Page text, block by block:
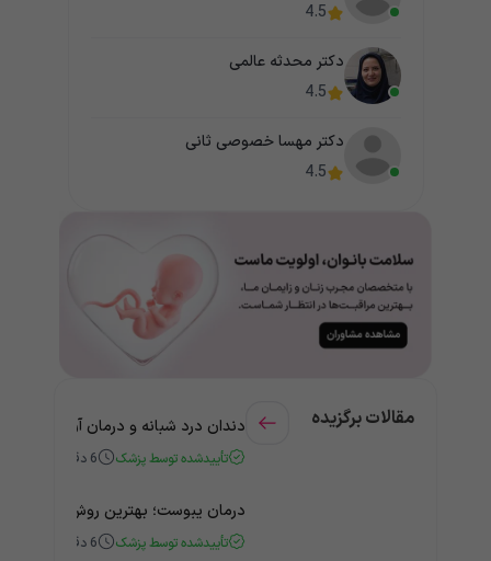
4.5
دکتر محدثه عالمی
4.5
دکتر مهسا خصوصی ثانی
4.5
مقالات برگزیده دندان درد شبانه و درمان آن +
تأییدشده توسط پزشک 6 دقیقه
درمان یبوست؛ بهترین روش‌های
تأییدشده توسط پزشک 6 دقیقه